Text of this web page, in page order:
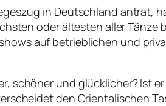
in Deutschland antrat,
oder ältesten aller
auf betrieblichen und
schöner und glücklicher? Ist
den Orientalischen